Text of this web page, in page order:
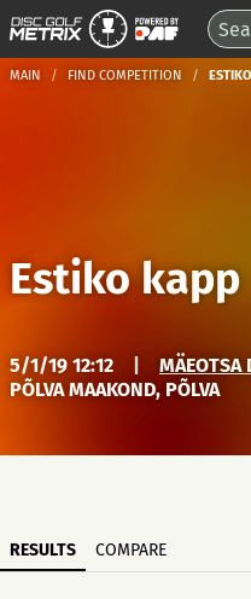
MAIN FIND COMPETITION
Estiko kapp
5/1/19 12:12 MÄEOTSA
PÕLVA MAAKOND, PÕLVA
RESULTS COMPARE